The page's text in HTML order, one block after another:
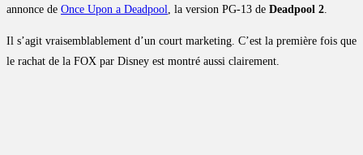
annonce de Once Upon a Deadpool, la version PG-13 de Deadpool 2.
Il s’agit vraisemblablement d’un court marketing. C’est la première fois que
le rachat de la FOX par Disney est montré aussi clairement.